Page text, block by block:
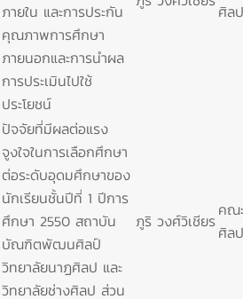
ภายใน และการประกัน
คุณภาพการศึกษา
ภายนอกและการนำผล
การประเมินไปใช้
ประโยชน์
ศิล
ปัจจัยที่มีผลต่อแรง
จูงใจในการเลือกศึกษา
ต่อระดับอุดมศึกษาของ
นักเรียนชั้นปีที่ 1 ปีการ
ศึกษา 2550 สถาบัน
บัณฑิตพัฒนศิลป์
วิทยาลัยนาฏศิลป และ
วิทยาลัยช่างศิลป ส่วน
ภูริ วงศ์วิเชียร
คณ
ศิล